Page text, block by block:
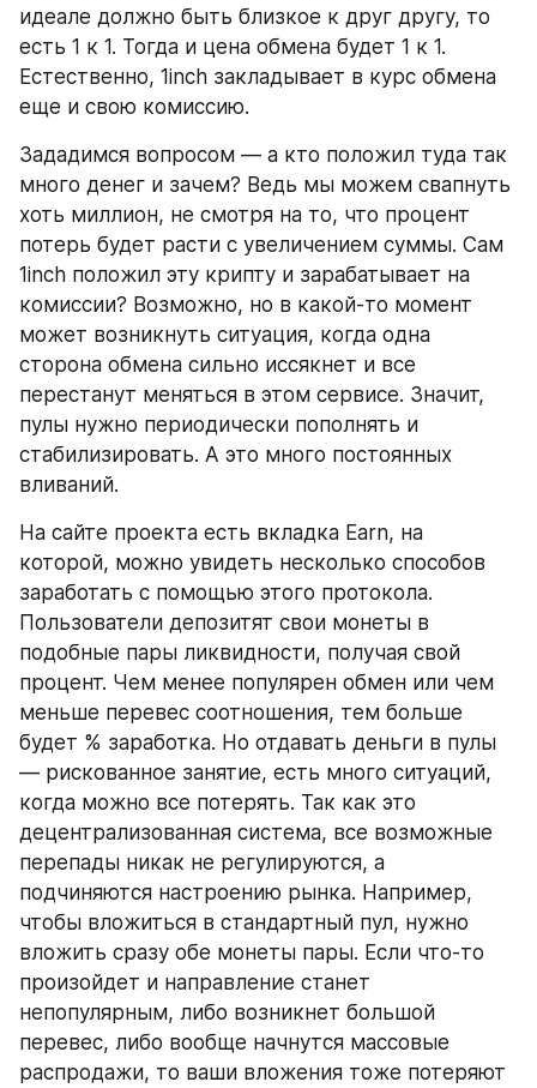
идеале должно быть близкое к друг другу, то
есть 1 к 1. Тогда и цена обмена будет 1 к 1.
Естественно, 1inch закладывает в курс обмена
еще и свою комиссию.
Зададимся вопросом — а кто положил туда так
много денег и зачем? Ведь мы можем свапнуть
хоть миллион, не смотря на то, что процент
потерь будет расти с увеличением суммы. Сам
1inch положил эту крипту и зарабатывает на
комиссии? Возможно, но в какой-то момент
может возникнуть ситуация, когда одна
сторона обмена сильно иссякнет и все
перестанут меняться в этом сервисе. Значит,
пулы нужно периодически пополнять и
стабилизировать. А это много постоянных
вливаний.
На сайте проекта есть вкладка Earn, на
которой, можно увидеть несколько способов
заработать с помощью этого протокола.
Пользователи депозитят свои монеты в
подобные пары ликвидности, получая свой
процент. Чем менее популярен обмен или чем
меньше перевес соотношения, тем больше
будет % заработка. Но отдавать деньги в пулы
— рискованное занятие, есть много ситуаций,
когда можно все потерять. Так как это
децентрализованная система, все возможные
перепады никак не регулируются, а
подчиняются настроению рынка. Например,
чтобы вложиться в стандартный пул, нужно
вложить сразу обе монеты пары. Если что-то
произойдет и направление станет
непопулярным, либо возникнет большой
перевес, либо вообще начнутся массовые
распродажи, то ваши вложения тоже потеряют